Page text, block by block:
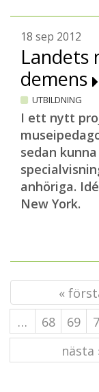
18 sep 2012
Landets
demens
UTBILDNING
I ett nytt
sedan
anhöriga.
New York.
«
…
68 69
nästa